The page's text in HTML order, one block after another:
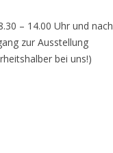
– 14.00 Uhr und nach
zur Ausstellung
bei uns!)